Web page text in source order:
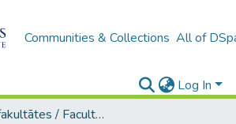
Communities & Collections All of
Log In
B4 – LU fakultātes / Faculties of the UL